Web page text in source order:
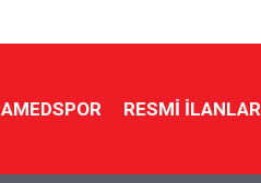
AMEDSPOR RESMI İLANLAR